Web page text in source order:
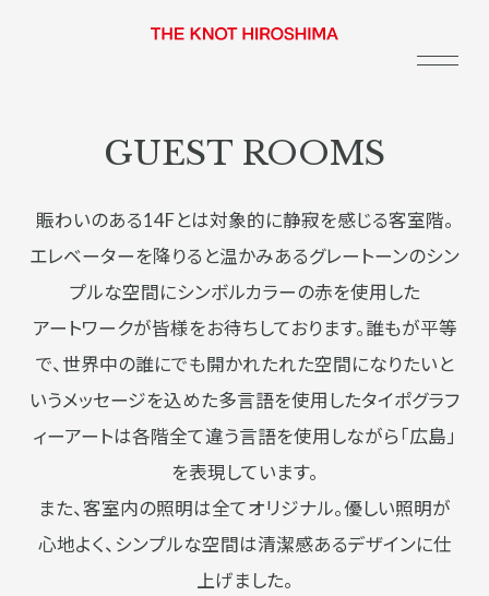
GUEST ROOMS
賑わいのある14Fとは対象的に静寂を感じる客室階。
エレベーターを降りると温かみあるグレートーンのシン
プルな空間にシンボルカラーの赤を使用した
アートワークが皆様をお待ちしております。誰もが平等
で、世界中の誰にでも開かれたれた空間になりたいと
いうメッセージを込めた多言語を使用したタイポグラフ
ィーアートは各階全て違う言語を使用しながら「広島」
を表現しています。
また、客室内の照明は全てオリジナル。優しい照明が
心地よく、シンプルな空間は清潔感あるデザインに仕
上げました。